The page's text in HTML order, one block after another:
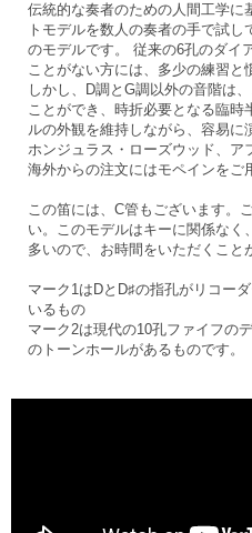
伝統的な奏者のための人間工学に
トモデルを数人の奏者の手で試
のモデルです。 従来の6孔のダイ
ことがない方には、多少の練習と
しかし、D調とG調以外の音階は
ことができ、時折必要となる臨時
ルの外観を維持しながら、容易に
ホンジュラス・ローズウッド、ア
海外からの注文にはモペインをご
この笛には、C管もございます。
い。このモデルはキーに関係な
多いので、お時間をいただくこと
マーク1はDとD♯の指孔がリコー
いるもの
マーク2は現代の10孔ファイフの
のトーンホールがあるものです。